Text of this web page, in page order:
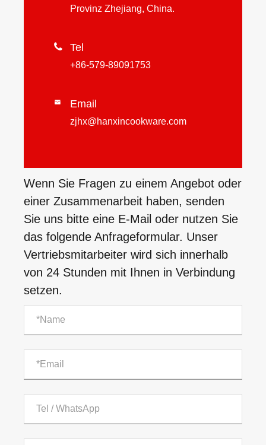
Provinz Zhejiang, China.
 Tel
+86-579-89091753
 Email
zjhx@hanxincookware.com
Wenn Sie Fragen zu einem Angebot oder
einer Zusammenarbeit haben, senden
Sie uns bitte eine E-Mail oder nutzen Sie
das folgende Anfrageformular. Unser
Vertriebsmitarbeiter wird sich innerhalb
von 24 Stunden mit Ihnen in Verbindung
setzen.